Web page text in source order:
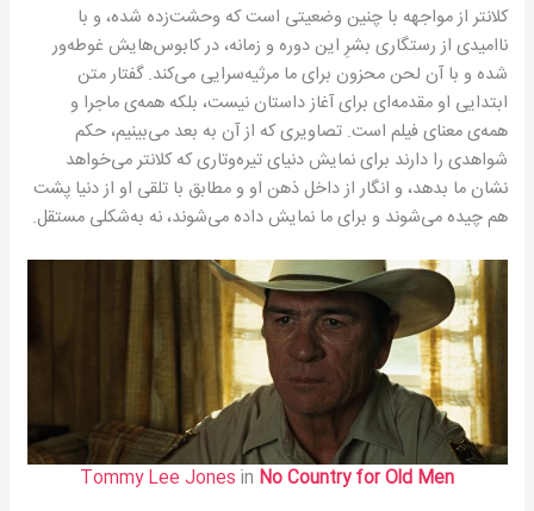
كلانتر از مواجهه با چنین وضعیتی است كه وحشت‌زده شده، و با
ناامیدی از رستگاری بشرِ این دوره و زمانه‌، در كابوس‌هایش غوطه‌ور
شده و با آن لحن محزون برای ما مرثیه‌سرایی می‌كند. گفتار متن
ابتدایی او مقدمه‌ای برای آغاز داستان نیست، بلكه همه‌ی ماجرا و
همه‌ی معنای فیلم است. تصاویری كه از آن به بعد می‌بینیم، حكم
شواهدی را دارند برای نمایش دنیای تیره‌‌وتاری كه كلانتر می‌خواهد
نشان ما بدهد، و انگار از داخل ذهن او و مطابق با تلقی او از دنیا پشت
هم چیده می‌شوند و برای ما نمایش داده می‌شوند، نه به‌شكلی مستقل.
Tommy Lee Jones in No Country for Old Men